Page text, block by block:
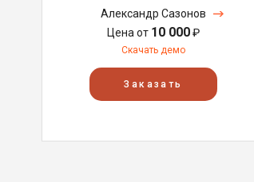
Александр Сазонов
Цена от 10 000₽
Скачать демо
Заказать